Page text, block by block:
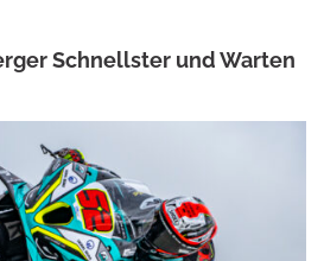
Schnellster und Warten